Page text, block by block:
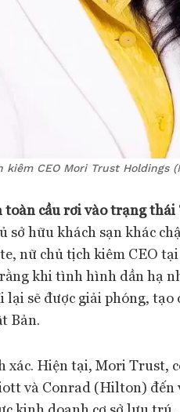
CEO Mori Trust Holdings
cầu rơi vào trạng thái
sở hữu khách sạn khác
nữ chủ tịch kiêm CEO
khi tình hình dần hạ
lại sẽ được giải phóng,
Bản.
xác. Hiện tại, Mori Trust,
và Conrad (Hilton) đến